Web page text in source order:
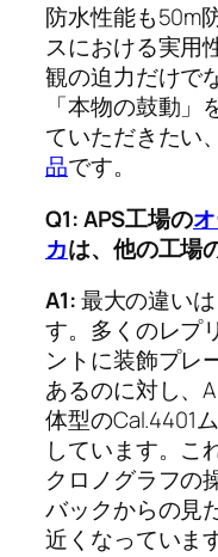
防水性能も50m
スにおける実用
観の迫力だけで
「本物の鼓動
ていただきたい
品です。
Q1: APS工場の
カは、他の工場
A1:最大の違い
す。多くのレプ
ントに装飾プレ
あるのに対し、
体型のCal.4401
しています。こ
クロノグラフの
バックからの見
近くなっています